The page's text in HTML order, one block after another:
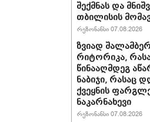
შექმნას და
თბილისის
რეზონანსი 07.08.2026
ზვიად
რიტორიკა,
წინააღმდეგ
ნაბიჯი, რასაც
ქვეყნის
ნაკარნახევი
რეზონანსი 07.08.2026